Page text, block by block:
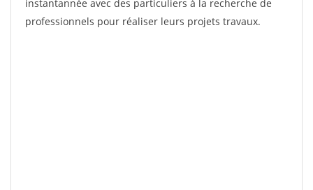
instantannée avec des particuliers à la recherche de
professionnels pour réaliser leurs projets travaux.